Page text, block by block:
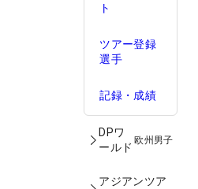
ト
ツアー登録
選手
記録・成績
DPワ
ールド
欧州男子
アジアンツア